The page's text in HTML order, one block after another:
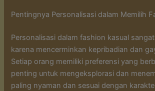
Pentingnya Personalisasi dalam Memilih
Personalisasi dalam fashion kasual
karena mencerminkan kepribadian dan
Setiap orang memiliki preferensi yang
penting untuk mengeksplorasi dan
paling nyaman dan sesuai dengan